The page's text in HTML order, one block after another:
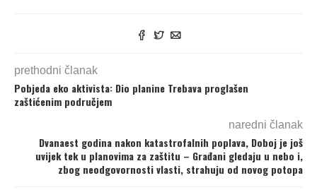
prethodni članak
Pobjeda eko aktivista: Dio planine Trebava proglašen
zaštićenim područjem
naredni članak
Dvanaest godina nakon katastrofalnih poplava, Doboj je još
uvijek tek u planovima za zaštitu – Građani gledaju u nebo i,
zbog neodgovornosti vlasti, strahuju od novog potopa